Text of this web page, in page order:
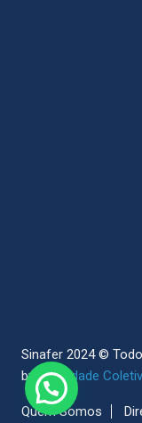
Sinafer 2024 ©
bySociedade
Quem Somos